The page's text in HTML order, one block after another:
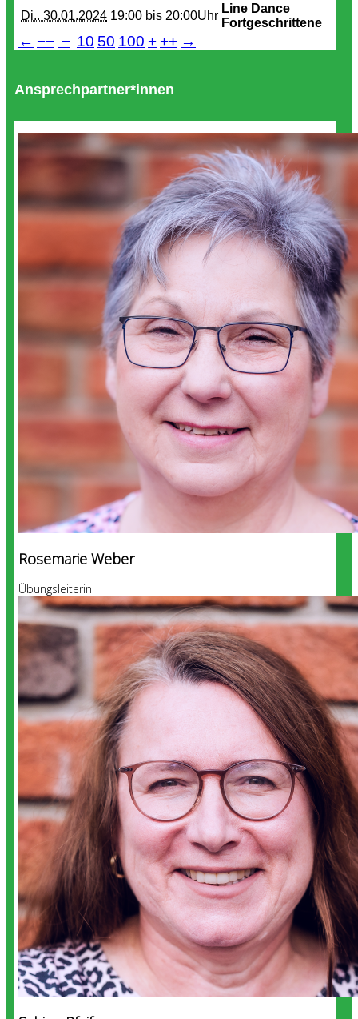
Di.. 30.01.2024 19:00 bis 20:00Uhr
Line Dance
Fortgeschrittene
← −− − 10 50 100 + ++ →
Ansprechpartner*innen
Rosemarie Weber
Übungsleiterin